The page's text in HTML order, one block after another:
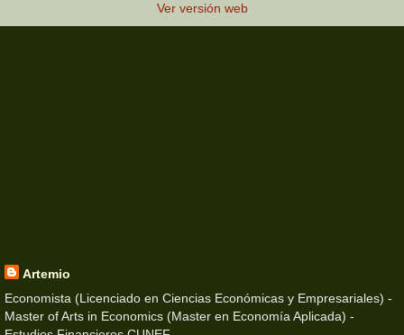
Ver versión web
Artemio
Economista (Licenciado en Ciencias Económicas y Empresariales) -
Master of Arts in Economics (Master en Economía Aplicada) -